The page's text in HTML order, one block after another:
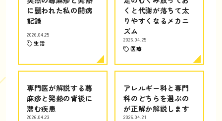
に襲われた私の闘病
記録
2026.04.25
生活
くと代謝が落ちて太
りやすくなるメカニ
ズム
2026.04.25
医療
専門医が解説する蕁
麻疹と発熱の背後に
潜む疾患
2026.04.23
アレルギー科と専門
科のどちらを選ぶの
が正解か解説します
2026.04.21